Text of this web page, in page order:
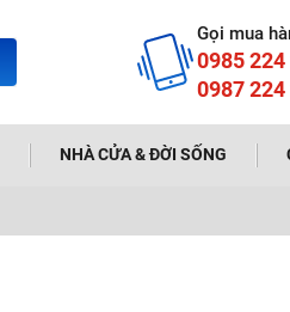
Gọi mua
0985 224
0987 224
NHÀ CỬA & ĐỜI SỐNG